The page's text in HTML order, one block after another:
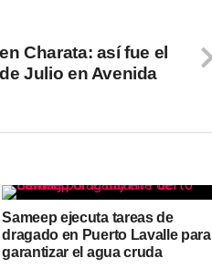
Charata: así fue el
Julio en Avenida
Sameep ejecuta tareas de
dragado en Puerto Lavalle para
garantizar el agua cruda